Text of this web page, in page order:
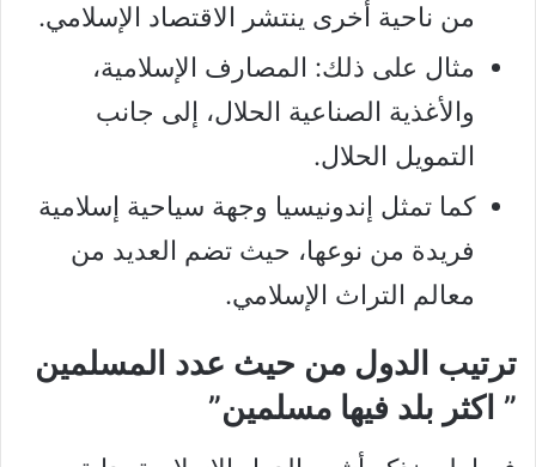
من ناحية أخرى ينتشر الاقتصاد الإسلامي.
مثال على ذلك: المصارف الإسلامية،
والأغذية الصناعية الحلال، إلى جانب
التمويل الحلال.
كما تمثل إندونيسيا وجهة سياحية إسلامية
فريدة من نوعها، حيث تضم العديد من
معالم التراث الإسلامي.
ترتيب الدول من حيث عدد المسلمين
” اكثر بلد فيها مسلمين”